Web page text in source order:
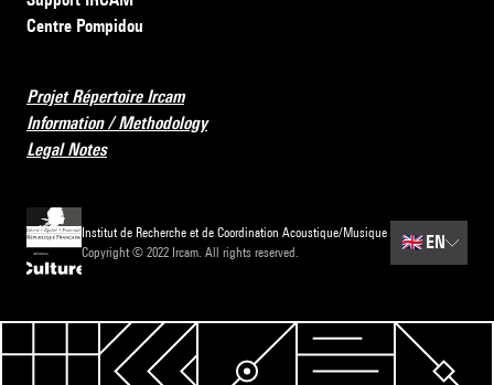
Centre Pompidou
Projet Répertoire Ircam
Information / Methodology
Legal Notes
Institut de Recherche et de Coordination Acoustique/Musique
Copyright © 2022 Ircam. All rights reserved.
🇬🇧 EN